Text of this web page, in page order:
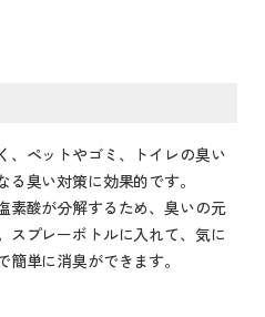
、ペットやゴミ、トイレの臭い
臭い対策に効果的です。
素酸が分解するため、臭いの元
スプレーボトルに入れて、気に
単に消臭ができます。